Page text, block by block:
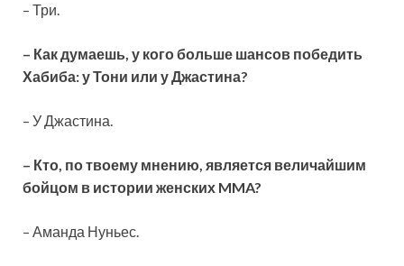
– Три.
– Как думаешь, у кого больше шансов победить
Хабиба: у Тони или у Джастина?
– У Джастина.
– Кто, по твоему мнению, является величайшим
бойцом в истории женских MMA?
– Аманда Нуньес.